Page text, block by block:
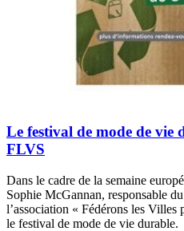
Le festival de mode de vie
FLVS
Dans le cadre de la semaine
Sophie McGannan, responsable
l’association « Fédérons les
le festival de mode de vie durable.